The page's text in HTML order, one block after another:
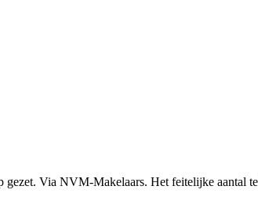
Via NVM-Makelaars. Het feitelijke